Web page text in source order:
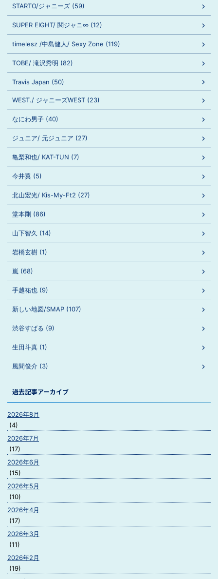
STARTO/ジャニーズ (59)
SUPER EIGHT/ 関ジャニ∞ (12)
timelesz /中島健人/ Sexy Zone (119)
TOBE/ 滝沢秀明 (82)
Travis Japan (50)
WEST./ ジャニーズWEST (23)
なにわ男子 (40)
ジュニア/ 元ジュニア (27)
亀梨和也/ KAT-TUN (7)
今井翼 (5)
北山宏光/ Kis-My-Ft2 (27)
堂本剛 (86)
山下智久 (14)
岩橋玄樹 (1)
嵐 (68)
手越祐也 (9)
新しい地図/SMAP (107)
渋谷すばる (9)
生田斗真 (1)
風間俊介 (3)
過去記事アーカイブ
2026年8月
(4)
2026年7月
(17)
2026年6月
(15)
2026年5月
(10)
2026年4月
(17)
2026年3月
(11)
2026年2月
(19)